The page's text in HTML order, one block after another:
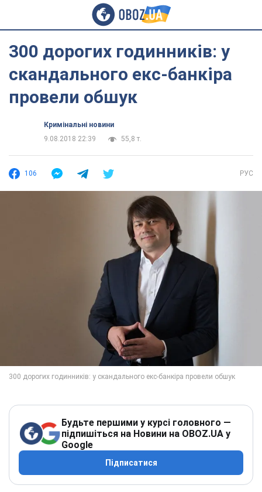
300 дорогих годинників: у
скандального екс-банкіра
провели обшук
Кримінальні новини
9.08.2018 22:39
55,8 т.
106 РУС
Будьте першими у курсі головного —
підпишіться на Новини на OBOZ.UA у
Google
Підписатися